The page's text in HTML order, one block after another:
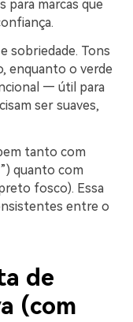
para marcas que
sobriedade. Tons
enquanto o verde
— útil para
ser suaves,
tanto com
quanto com
fosco). Essa
entre o
de
(com